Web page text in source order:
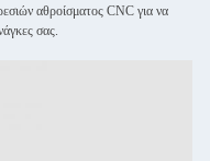
αθροίσματος CNC για να
σας.